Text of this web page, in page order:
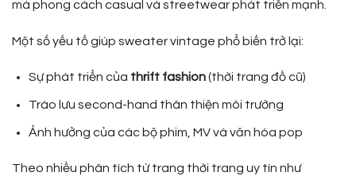
mà phong cách casual và streetwear phát triển mạnh.
Một số yếu tố giúp sweater vintage phổ biến trở lại:
Sự phát triển của thrift fashion(thời trang đồ cũ)
Trào lưu second-hand thân thiện môi trường
Ảnh hưởng của các bộ phim, MV và văn hóa pop
Theo nhiều phân tích từ trang thời trang uy tín như